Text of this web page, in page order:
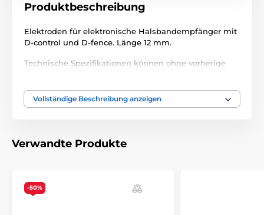
Produktbeschreibung
Elektroden für elektronische Halsbandempfänger mit
D-control und D-fence. Länge 12 mm.
Technische Spezifikationen können ohne vorherige
Trainigshalsbänder Zubehör
Vollständige Beschreibung anzeigen
Verwandte Produkte
-50%